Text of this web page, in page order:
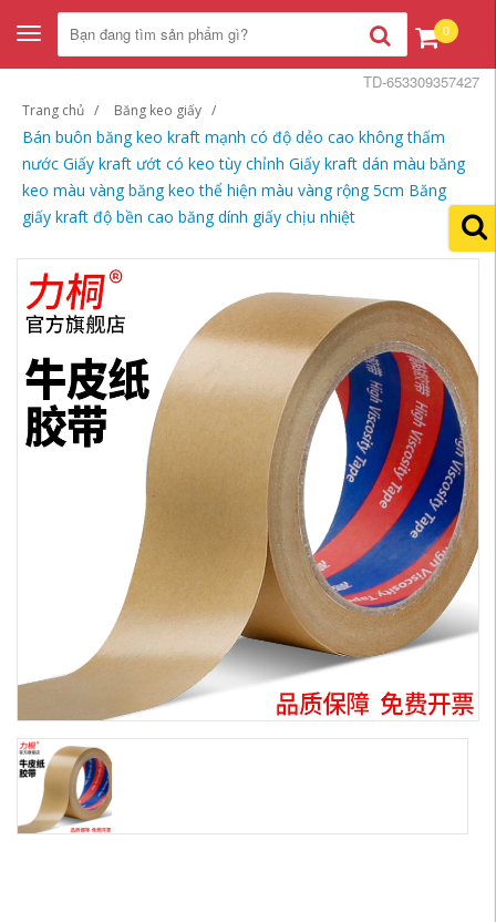
Toggle
navigation
0
Trang chủ Băng keo giấy
Bán buôn băng keo kraft mạnh có độ dẻo cao không thấm
nước Giấy kraft ướt có keo tùy chỉnh Giấy kraft dán màu băng
keo màu vàng băng keo thể hiện màu vàng rộng 5cm Băng
giấy kraft độ bền cao băng dính giấy chịu nhiệt
TD-653309357427